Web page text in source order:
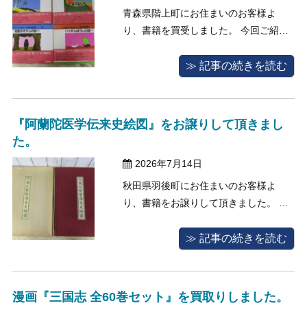
青森県階上町にお住まいのお客様よ
り、書籍を買受しました。 今回ご紹介
のご相談です。 過去にお子様に買い与
に本棚に眠っていてもったいないと感
じるようになり、読んでもらえる人の
手に渡って欲しいと当店へご相談をく
≫ 記事の続きを読む
『阿蘭陀医学伝来史絵図』をお譲りして頂きまし
た。
2026年7月14日
秋田県羽後町にお住まいのお客様よ
り、書籍をお譲りして頂きました。 今
で見た「本の手放し方」に関する投稿
を決心して、いつか読むだろうと考え
てずっと保管していた書籍を売却した
いと、当店へご相談くださいました。
≫ 記事の続きを読む
漫画『三国志 全60巻セット』を買取りしました。